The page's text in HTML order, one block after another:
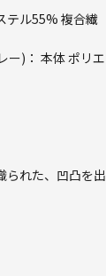
テル55% 複合繊
)： 本体 ポリエ
られた、凹凸を出